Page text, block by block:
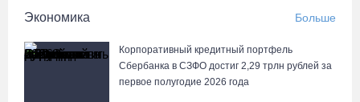
Экономика Больше
Корпоративный кредитный портфель
Сбербанка в СЗФО достиг 2,29 трлн рублей за
первое полугодие 2026 года